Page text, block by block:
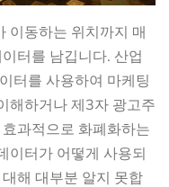
이동하는 위치까지 매
터를 남깁니다. 산업
터를 사용하여 마케팅
해하거나 제3자 광고주
과적으로 화폐화하는
이터가 어떻게 사용되
해 대부분 알지 못합